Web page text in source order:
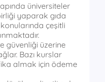
üniversiteler
yaparak gıda
çeşitli
güvenliği üzerine
Bazı kurslar
almak için ödeme